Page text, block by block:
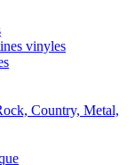
vinyles
Country, Metal,